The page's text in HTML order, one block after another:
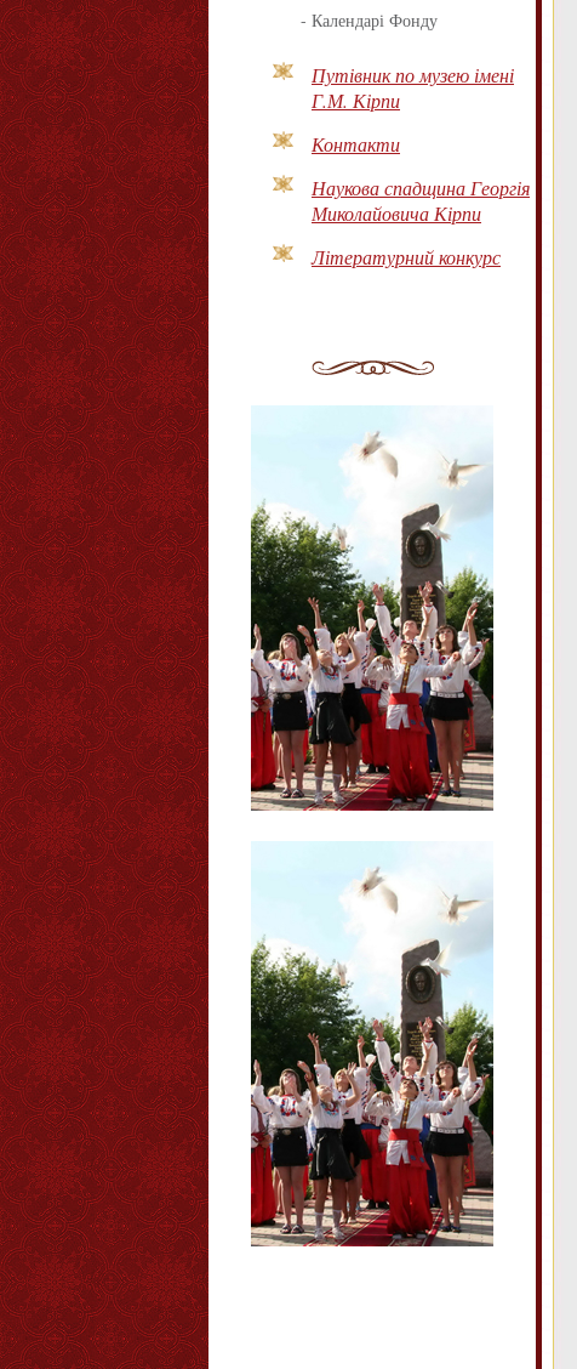
- Календарі Фонду
Путівник по музею імені
Г.М. Кірпи
Контакти
Наукова спадщина Георгія
Миколайовича Кірпи
Літературний конкурс